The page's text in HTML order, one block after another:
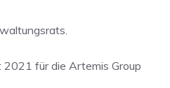
2021 für die Artemis Group